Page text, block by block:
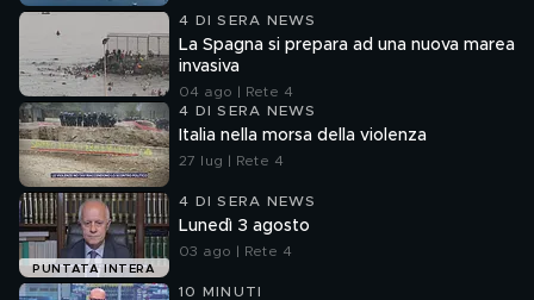
4 DI SERA NEWS
La Spagna si prepara ad una nuova marea
invasiva
04 ago | Rete 4
4 DI SERA NEWS
Italia nella morsa della violenza
27 lug | Rete 4
PUNTATA INTERA
4 DI SERA NEWS
Lunedì 3 agosto
03 ago | Rete 4
10 MINUTI